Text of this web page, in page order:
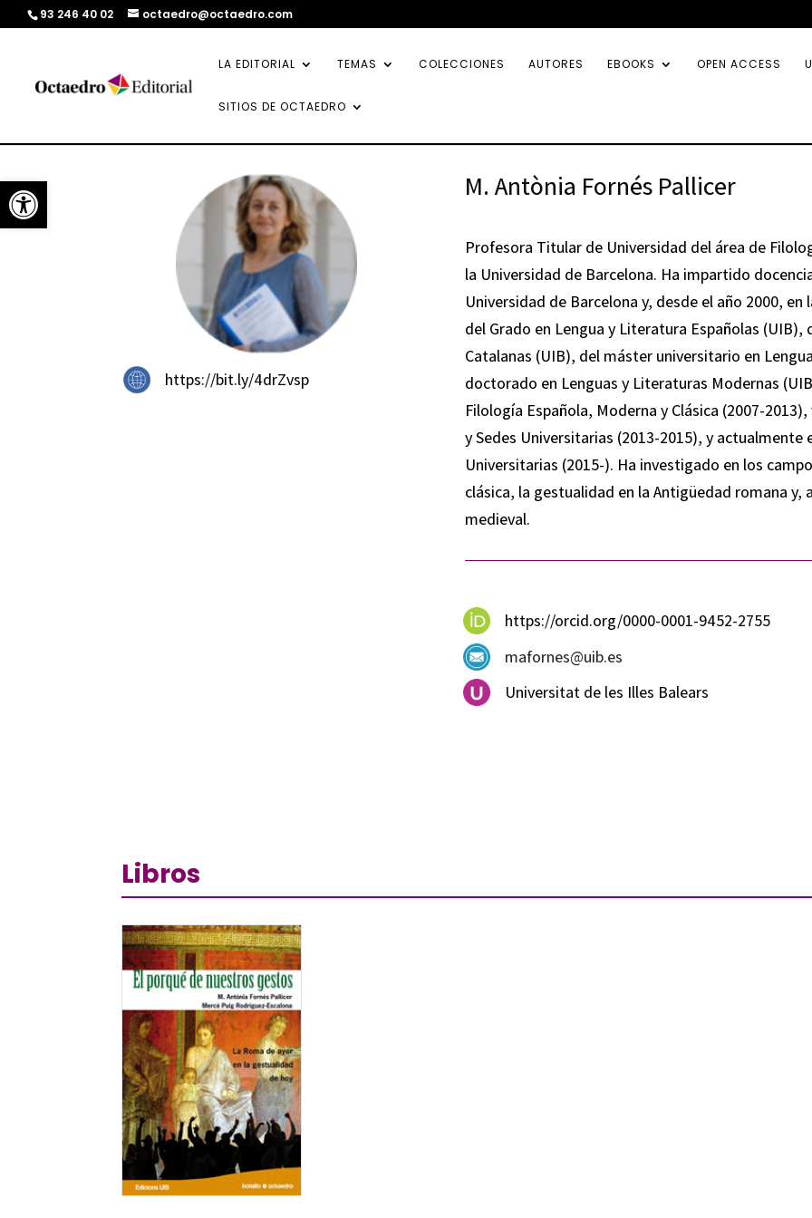
Abrir barra de herramientas
93 246 40 02 octaedro@octaedro.com
LA EDITORIAL TEMAS COLECCIONES AUTORES EBOOKS OPEN ACCESS
SITIOS DE OCTAEDRO
https://bit.ly/4drZvsp
M. Antònia Fornés Pallicer
Profesora Titular de Universidad del área de
la Universidad de Barcelona. Ha impartido
Universidad de Barcelona y, desde el año 2000,
del Grado en Lengua y Literatura Españolas
Catalanas (UIB), del máster universitario en
doctorado en Lenguas y Literaturas Modernas
Filología Española, Moderna y Clásica (2007-
y Sedes Universitarias (2013-2015), y
Universitarias (2015-). Ha investigado en los
clásica, la gestualidad en la Antigüedad romana
medieval.
https://orcid.org/0000-0001-9452-2755
mafornes@uib.es
Universitat de les Illes Balears
Libros